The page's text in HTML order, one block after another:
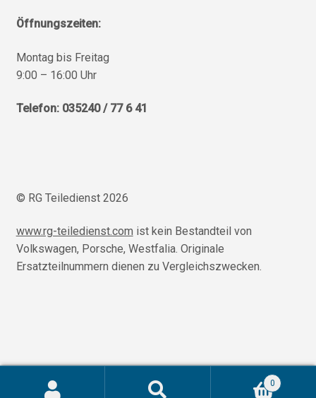
Öffnungszeiten:
Montag bis Freitag
9:00 – 16:00 Uhr
Telefon: 035240 / 77 6 41
© RG Teiledienst 2026
www.rg-teiledienst.com ist kein Bestandteil von
Volkswagen, Porsche, Westfalia. Originale
Ersatzteilnummern dienen zu Vergleichszwecken.
0
/homepages/u68553/www/rg-teiledienst.com/wordpress